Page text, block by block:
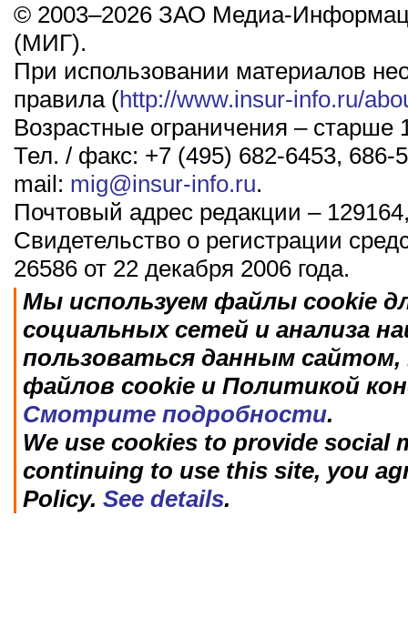
© 2003–2026 ЗАО Медиа-
(МИГ).
При использовании материалов
правила (http://www.insur-info.ru/
Возрастные ограничения – старше
Тел. / факс: +7 (495) 682-6453, 686-
mail: mig@insur-info.ru.
Почтовый адрес редакции –
Свидетельство о регистрации
26586 от 22 декабря 2006 года.
Мы используем файлы cookie
социальных сетей и анализа
пользоваться данным
файлов cookie и Политикой
Смотрите подробности.
We use cookies to provide social
continuing to use this site, you
Policy. See details.